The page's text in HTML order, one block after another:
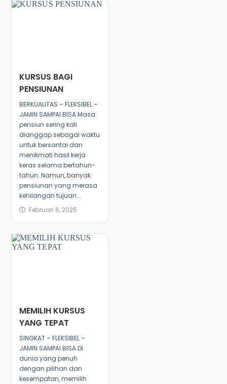
KURSUS BAGI
PENSIUNAN
BERKUALITAS – FLEKSIBEL –
JAMIN SAMPAI BISA Masa
pensiun sering kali
dianggap sebagai waktu
untuk bersantai dan
menikmati hasil kerja
keras selama bertahun-
tahun. Namun, banyak
pensiunan yang merasa
kehilangan tujuan...
Februari 6, 2025
MEMILIH KURSUS
YANG TEPAT
SINGKAT – FLEKSIBEL –
JAMIN SAMPAI BISA Di
dunia yang penuh
dengan pilihan dan
kesempatan, memilih